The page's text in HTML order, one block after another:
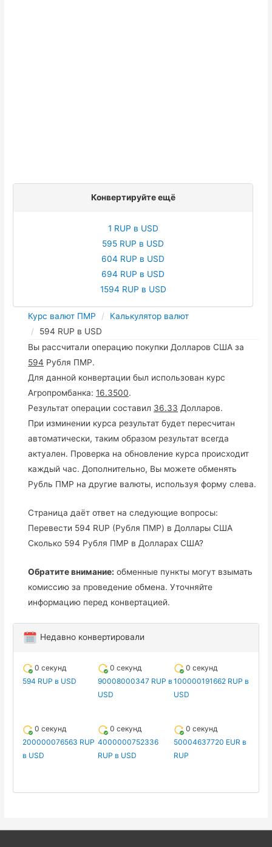
Конвертируйте ещё
1 RUP в USD
595 RUP в USD
604 RUP в USD
694 RUP в USD
1594 RUP в USD
Курс валют ПМР
Калькулятор валют
594 RUP в USD
Вы рассчитали операцию покупки Долларов США за
594 Рубля ПМР.
Для данной конвертации был использован курс
Агропромбанка:16.3500.
Результат операции составил 36.33 Долларов.
При изминении курса результат будет пересчитан
автоматически, таким образом результат всегда
актуален. Проверка на обновление курса происходит
каждый час. Дополнительно, Вы можете обменять
Рубль ПМР на другие валюты, используя форму слева.
Страница даёт ответ на следующие вопросы:
Перевести 594 RUP (Рубля ПМР) в Доллары США
Сколько 594 Рубля ПМР в Долларах США?
Обратите внимание: обменные пункты могут взымать
комиссию за проведение обмена. Уточняйте
информацию перед конвертацией.
Недавно конвертировали
0 секунд
594 RUP в USD
0 секунд
90008000347 RUP в
USD
0 секунд
100000191662 RUP в
USD
0 секунд
200000076563 RUP
в USD
0 секунд
4000000752336
RUP в USD
0 секунд
50004637720 EUR в
RUP